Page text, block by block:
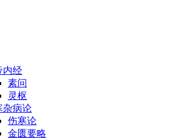
内经
素问
灵枢
杂病论
伤寒论
金匮要略